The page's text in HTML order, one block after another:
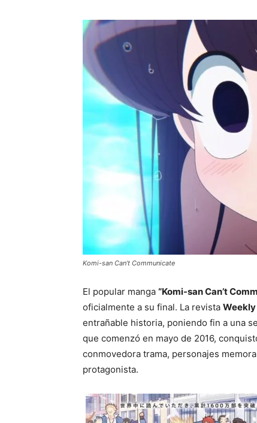
Komi-san Can’t Communicate
El popular manga “Komi-san Can’t
oficialmente a su final. La revista Weekly
entrañable historia, poniendo fin a una
que comenzó en mayo de 2016,
conmovedora trama, personajes
protagonista.